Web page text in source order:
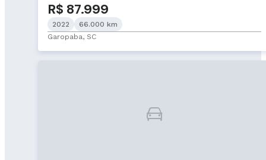
R$ 87.999
2022
66.000 km
Garopaba, SC